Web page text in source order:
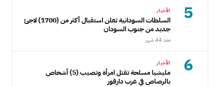
5 الأخبار
السلطات السودانية تعلن استقبال أكثر من (1700) لاجئ
جديد من جنوب السودان
منذ 44 شهر
6 الأخبار
مليشيا مسلحة تقتل امرأة وتصيب (5) أشخاص
بالرصاص في غرب دارفور